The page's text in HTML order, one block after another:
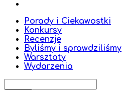
Porady i Ciekawostki
Konkursy
Recenzje
Byliśmy i sprawdziliśmy
Warsztaty
Wydarzenia